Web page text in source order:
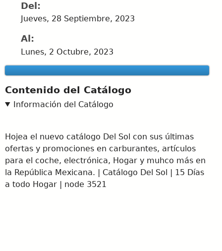
Del:
Jueves, 28 Septiembre, 2023
Al:
Lunes, 2 Octubre, 2023
Contenido del Catálogo
Información del Catálogo
Hojea el nuevo catálogo Del Sol con sus últimas
ofertas y promociones en carburantes, artículos
para el coche, electrónica, Hogar y muhco más en
la República Mexicana. | Catálogo Del Sol | 15 Días
a todo Hogar | node 3521